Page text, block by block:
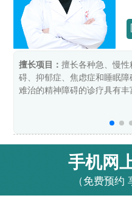
擅长项目：擅长各种急、慢
碍、抑郁症、焦虑症和睡眠
难治的精神障碍的诊疗具有丰
手机网
（免费预约